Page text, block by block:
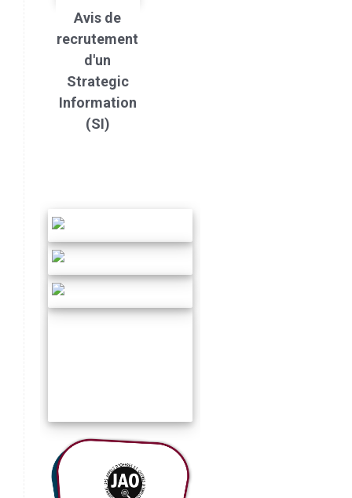
Avis de
recrutement
d'un
Strategic
Information
(SI)